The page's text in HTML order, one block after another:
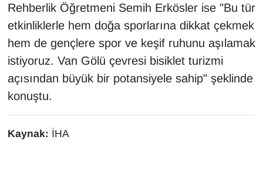
Rehberlik Öğretmeni Semih Erkösler ise "Bu tür
etkinliklerle hem doğa sporlarına dikkat çekmek
hem de gençlere spor ve keşif ruhunu aşılamak
istiyoruz. Van Gölü çevresi bisiklet turizmi
açısından büyük bir potansiyele sahip" şeklinde
konuştu.
Kaynak: İHA